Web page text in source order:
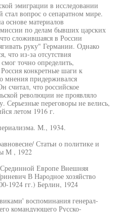
эмиграции в исследовании
вопрос о сепаратном мире.
материалов
по делам бывших царских
сложившаяся в России
руку" Германии. Однако
что из-за отсутствия
точно определить,
конкретные шаги к
мнения придерживался
считал, что российское
революции не проявляло
Серьезные переговоры не велись,
летом 1916 г.
М., 1934.
Статьи о политике и
М , 1922
Европе Внешняя
В Народное хозяйство
1924 гг.) Берлин, 1924
воспоминания генерал-
командующего Русско-